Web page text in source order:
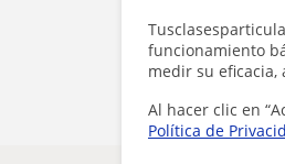
funcionamiento
medir su
Al hacer clic en
Política de